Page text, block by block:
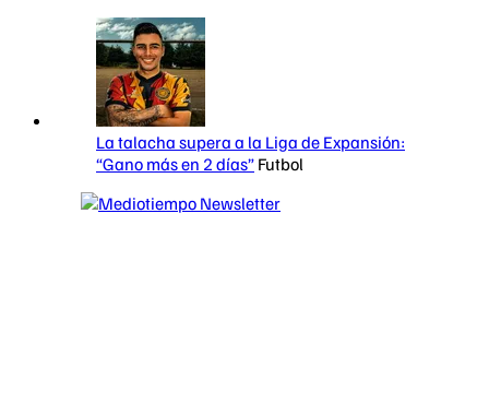
La talacha supera a la Liga de Expansión:
“Gano más en 2 días” Futbol